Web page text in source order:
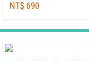
NT$ 690